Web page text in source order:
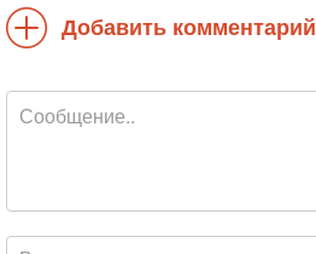
Добавить комментарий